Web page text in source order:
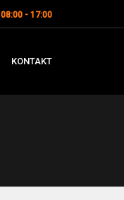
08:00 - 17:00
KONTAKT